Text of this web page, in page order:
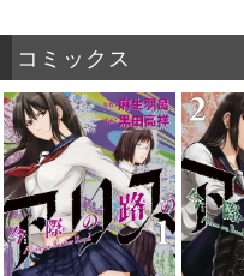
コミックス